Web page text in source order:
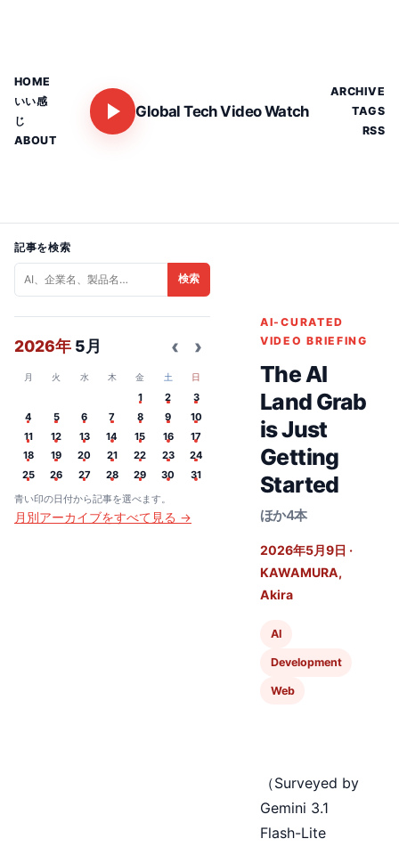
HOME
いい感
じ
ABOUT
Global Tech Video Watch
ARCHIVE
TAGS
RSS
記事を検索
検索
2026年 5月 ‹ ›
月 火 水 木 金 土 日
1 2
3
4
5 6 7 8 9
10
11
12 13 14 15 16
17
18
19 20 21 22 23
24
25
26 27 28 29 30 31
青い印の日付から記事を選べます。
月別アーカイブをすべて見る →
AI-CURATED
VIDEO BRIEFING
The AI
Land Grab
is Just
Getting
Started
ほか4本
2026年5月9日 ·
KAWAMURA,
Akira
AI
Development
Web
（Surveyed by
Gemini 3.1
Flash-Lite